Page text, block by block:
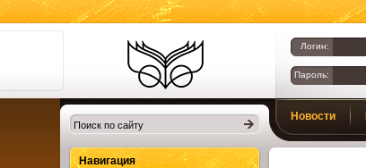
Библиотеки
Клина. Клинская
ЦБС.
Логин:
Пароль:
Новости
Навигация